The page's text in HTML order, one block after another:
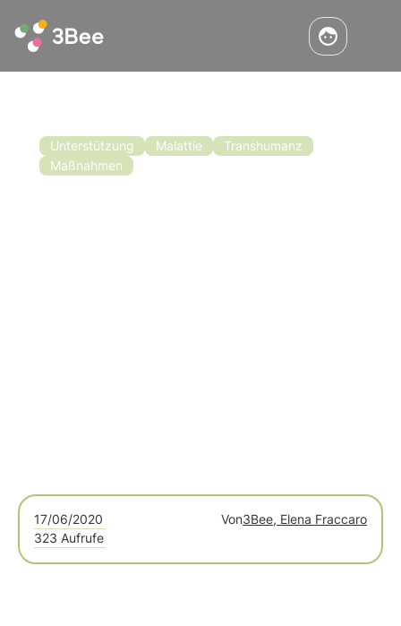
Unterstützung Malattie
Transhumanz
Maßnahmen
17/06/2020 Von3Bee, Elena Fraccaro
323 Aufrufe